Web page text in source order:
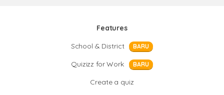
Features
School & District
BARU
Quizizz for Work BARU
Create a quiz